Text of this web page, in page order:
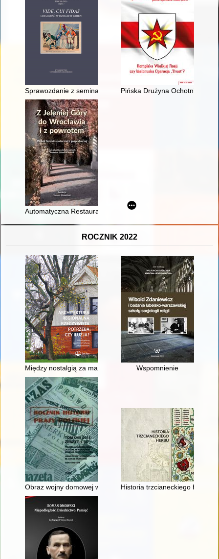
Sprawozdanie z seminarium "Gdańskie Spotkania
Pińska Drużyna Ochotnicza -
Automatyczna Restauracja : z dziejów gastronomii Jeleniej
ROCZNIK 2022
Między nostalgią za małą ojczyzną a typizacją : koncepcja
Wspomnienie
Obraz wojny domowej w Hiszpanii na łamach polskiej prasy
Historia trzcianeckiego herbu